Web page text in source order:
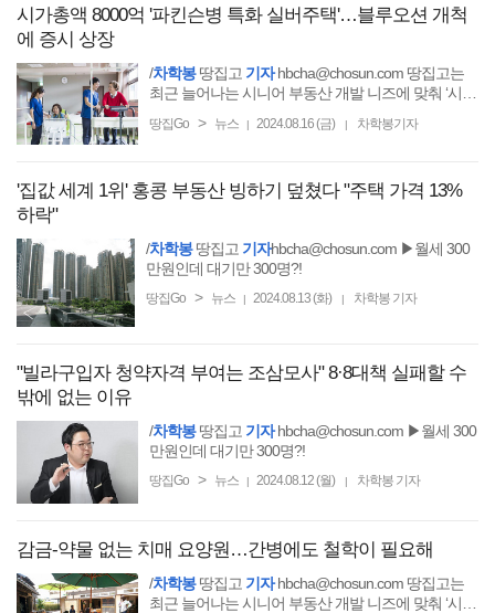
시가총액 8000억 '파킨슨병 특화 실버주택'…블루오션 개척
에 증시 상장
/차학봉땅집고 기자hbcha@chosun.com 땅집고는
최근 늘어나는 시니어 부동산 개발 니즈에 맞춰 ‘시니
땅집Go > 뉴스 | 2024.08.16 (금) | 차학봉기자
'집값 세계 1위' 홍콩 부동산 빙하기 덮쳤다 "주택 가격 13%
하락"
/차학봉땅집고 기자hbcha@chosun.com ▶월세 300
만원인데 대기만 300명?!
땅집Go > 뉴스 | 2024.08.13 (화) | 차학봉 기자
"빌라구입자 청약자격 부여는 조삼모사" 8·8대책 실패할 수
밖에 없는 이유
/차학봉땅집고 기자hbcha@chosun.com ▶월세 300
만원인데 대기만 300명?!
땅집Go > 뉴스 | 2024.08.12 (월) | 차학봉 기자
감금-약물 없는 치매 요양원…간병에도 철학이 필요해
/차학봉땅집고 기자hbcha@chosun.com 땅집고는
최근 늘어나는 시니어 부동산 개발 니즈에 맞춰 ‘시니